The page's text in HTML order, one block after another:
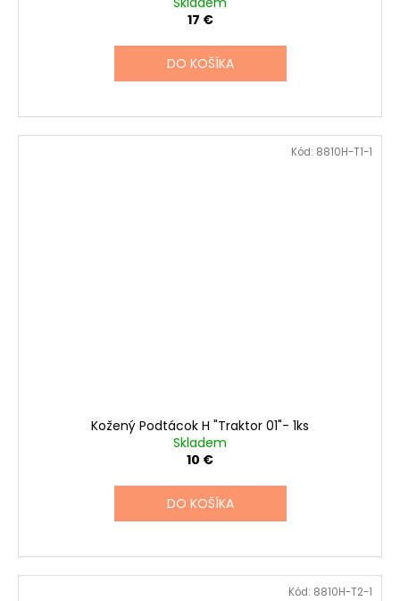
17 €
DO KOŠÍKA
Kožený Podtácok H "Traktor 01"- 1ks
Skladem
10 €
DO KOŠÍKA
Kód: 8810H-T1-1
Kód: 8810H-T2-1